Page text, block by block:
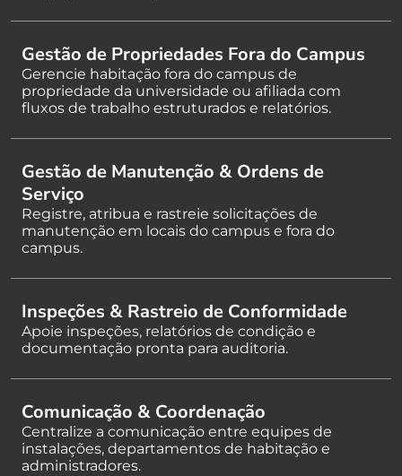
Gestão de Propriedades Fora do Campus
Gerencie habitação fora do campus de
propriedade da universidade ou afiliada com
fluxos de trabalho estruturados e relatórios.
Gestão de Manutenção & Ordens de
Serviço
Registre, atribua e rastreie solicitações de
manutenção em locais do campus e fora do
campus.
Inspeções & Rastreio de Conformidade
Apoie inspeções, relatórios de condição e
documentação pronta para auditoria.
Comunicação & Coordenação
Centralize a comunicação entre equipes de
instalações, departamentos de habitação e
administradores.